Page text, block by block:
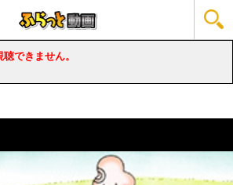
できません。